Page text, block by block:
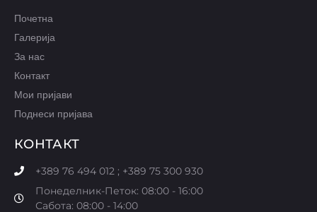
Почетна
Галерија
За нас
Контакт
Мои пријави
Поднеси пријава
КОНТАКТ
+389 76 494 012 ; +389 75 300 930
Понеделник-Петок: 08:00 - 16:00
Сабота: 08:00 - 14:00